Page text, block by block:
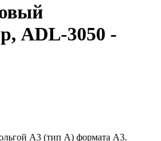
ADL-3050 -
А3 (тип А) формата А3.